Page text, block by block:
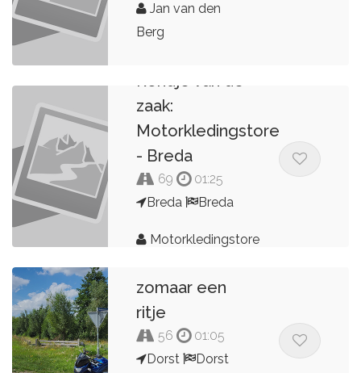
Jan van den
Berg
Rondje van de
zaak:
Motorkledingstore
- Breda
69
01:25
Breda
Breda
Motorkledingstore
zomaar een
ritje
56
01:05
Dorst
Dorst